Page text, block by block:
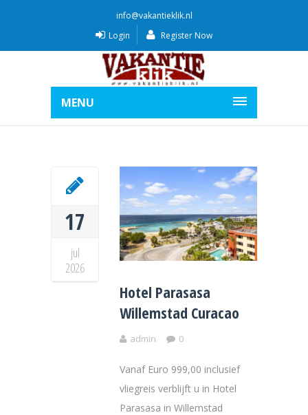
info@vakantieklik.nl
Login
Register Now
MENU
17
jul
2026
Hotel Parasasa
Willemstad Curacao
admin 0
Vanaf Euro 999,00 inclusief
vliegreis verblijft u in Hotel
Parasasa in Willemstad